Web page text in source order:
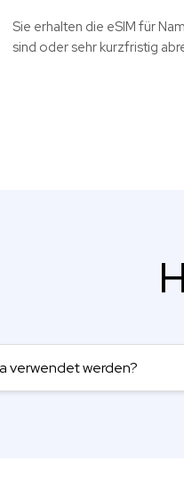
Sie erhalten die eSIM für
sind oder sehr kurzfristig
verwendet werden?